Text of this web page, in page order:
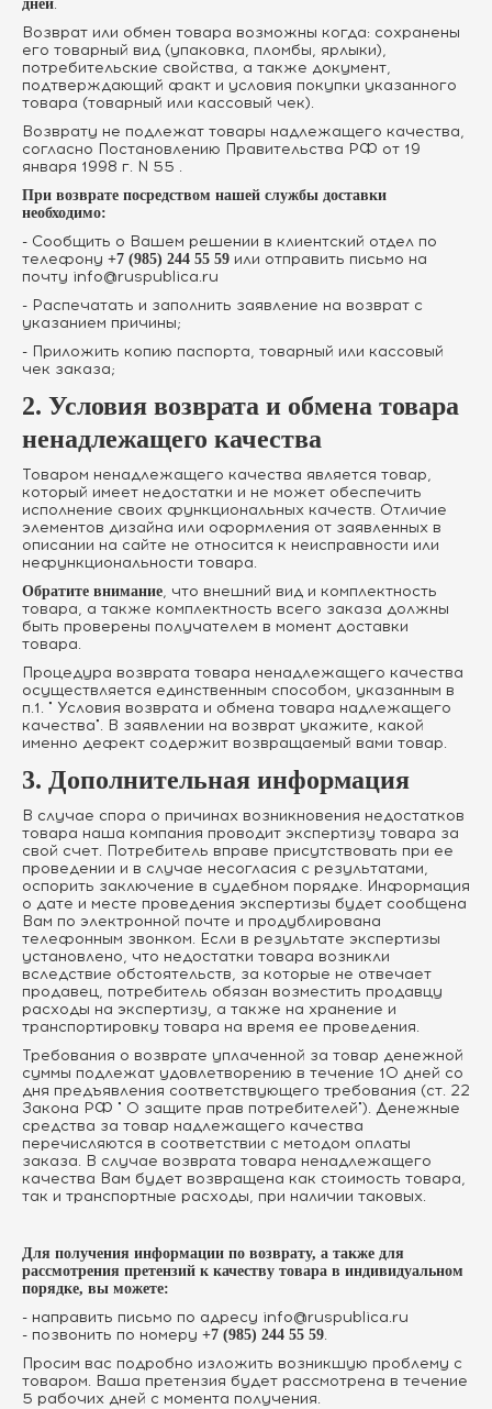
дней.
Возврат или обмен товара возможны когда: сохранены
его товарный вид (упаковка, пломбы, ярлыки),
потребительские свойства, а также документ,
подтверждающий факт и условия покупки указанного
товара (товарный или кассовый чек).
Возврату не подлежат товары надлежащего качества,
согласно Постановлению Правительства РФ от 19
января 1998 г. N 55 .
При возврате посредством нашей службы доставки
необходимо:
- Сообщить о Вашем решении в клиентский отдел по
телефону +7 (985) 244 55 59 или отправить письмо на
почту info@ruspublica.ru
- Распечатать и заполнить заявление на возврат с
указанием причины;
- Приложить копию паспорта, товарный или кассовый
чек заказа;
2. Условия возврата и обмена товара
ненадлежащего качества
Товаром ненадлежащего качества является товар,
который имеет недостатки и не может обеспечить
исполнение своих функциональных качеств. Отличие
элементов дизайна или оформления от заявленных в
описании на сайте не относится к неисправности или
нефункциональности товара.
Обратите внимание, что внешний вид и комплектность
товара, а также комплектность всего заказа должны
быть проверены получателем в момент доставки
товара.
Процедура возврата товара ненадлежащего качества
осуществляется единственным способом, указанным в
п.1. " Условия возврата и обмена товара надлежащего
качества". В заявлении на возврат укажите, какой
именно дефект содержит возвращаемый вами товар.
3. Дополнительная информация
В случае спора о причинах возникновения недостатков
товара наша компания проводит экспертизу товара за
свой счет. Потребитель вправе присутствовать при ее
проведении и в случае несогласия с результатами,
оспорить заключение в судебном порядке. Информация
о дате и месте проведения экспертизы будет сообщена
Вам по электронной почте и продублирована
телефонным звонком. Если в результате экспертизы
установлено, что недостатки товара возникли
вследствие обстоятельств, за которые не отвечает
продавец, потребитель обязан возместить продавцу
расходы на экспертизу, а также на хранение и
транспортировку товара на время ее проведения.
Требования о возврате уплаченной за товар денежной
суммы подлежат удовлетворению в течение 10 дней со
дня предъявления соответствующего требования (ст. 22
Закона РФ " О защите прав потребителей"). Денежные
средства за товар надлежащего качества
перечисляются в соответствии с методом оплаты
заказа. В случае возврата товара ненадлежащего
качества Вам будет возвращена как стоимость товара,
так и транспортные расходы, при наличии таковых.
Для получения информации по возврату, а также для
рассмотрения претензий к качеству товара в индивидуальном
порядке, вы можете:
- направить письмо по адресу info@ruspublica.ru
- позвонить по номеру +7 (985) 244 55 59.
Просим вас подробно изложить возникшую проблему с
товаром. Ваша претензия будет рассмотрена в течение
5 рабочих дней с момента получения.